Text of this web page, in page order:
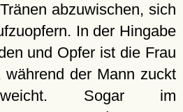
abzuwischen, sich
In der Hingabe
und Opfer ist die Frau
während der Mann zuckt
Sogar im